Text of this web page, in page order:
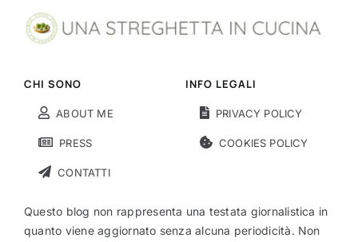
CHI SONO
ABOUT ME
PRESS
CONTATTI
INFO LEGALI
PRIVACY POLICY
COOKIES POLICY
Questo blog non rappresenta una testata giornalistica in
quanto viene aggiornato senza alcuna periodicità. Non